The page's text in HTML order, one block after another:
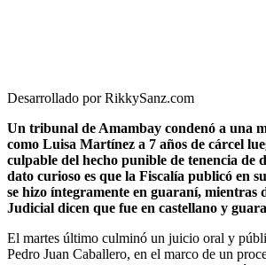
Desarrollado por RikkySanz.com
Un tribunal de Amambay condenó a una mujer identificada
como Luisa Martínez a 7 años de cárcel
culpable del hecho punible de tenencia de
dato curioso es que la Fiscalía publicó en
se hizo íntegramente en guaraní, mientras
Judicial dicen que fue en castellano y
El martes último culminó un juicio oral y
Pedro Juan Caballero, en el marco de un